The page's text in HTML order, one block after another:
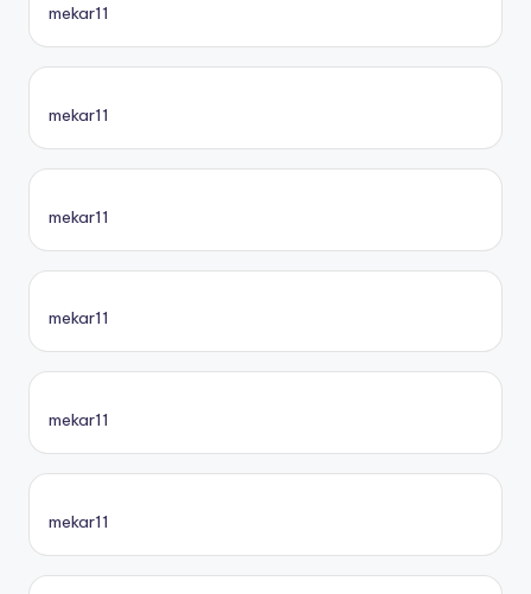
mekar11
mekar11
mekar11
mekar11
mekar11
mekar11